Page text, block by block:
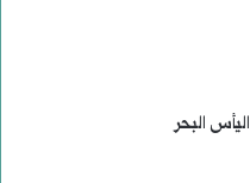
البحر